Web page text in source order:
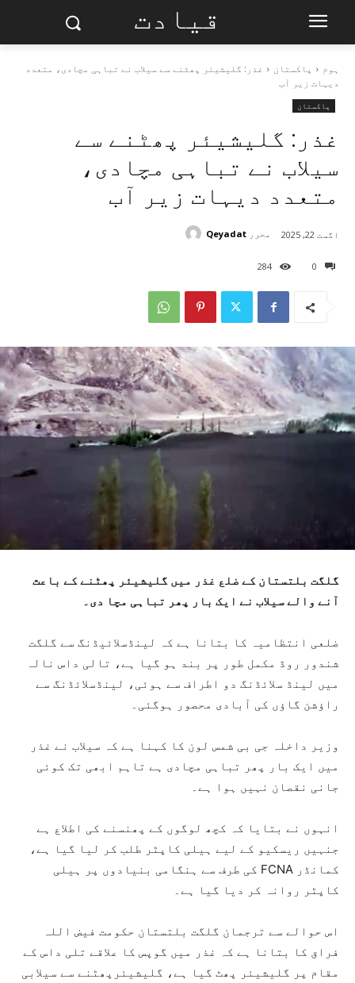
قیادت
ہوم پاکستان
غذر: گلیشیئر پھٹنے سے سیلاب نے تباہی مچادی، متعدد
دیہات زیر آب
پاکستان
غذر: گلیشیئر پھٹنے سے
سیلاب نے تباہی مچادی،
متعدد دیہات زیر آب
0
284
اگست 22, 2025 محرر Qeyadat
گلگت بلتستان کے ضلع غذر میں گلیشیئر پھٹنے کے باعث
آنے والے سیلاب نے ایک بار پھر تباہی مچا دی۔
ضلعی انتظامیہ کا بتانا ہے کہ لینڈسلائیڈنگ سے گلگت
شندور روڈ مکمل طور پر بند ہو گیا ہے، تالی داس نالہ
میں لینڈ سلائڈنگ دو اطراف سے ہوئی، لینڈسلائڈنگ سے
راؤشن گاؤں کی آبادی محصور ہوگئی۔
وزیر داخلہ جی بی شمس لون کا کہنا ہے کہ سیلاب نے غذر
میں ایک بار پھر تباہی مچادی ہے تاہم ابھی تک کوئی
جانی نقصان نہیں ہوا ہے۔
انہوں نے بتایا کہ کچھ لوگوں کے پھنسنے کی اطلاع ہے
جنہیں ریسکیو کے لیے ہیلی کاپٹر طلب کر لیا گیا ہے،
کمانڈر FCNA کی طرف سے ہنگامی بنیادوں پر ہیلی
کاپٹر روانہ کر دیا گیا ہے۔
اس حوالے سے ترجمان گلگت بلتستان حکومت فیض اللہ
فراق کا بتانا ہے کہ غذر میں گوپس کا علاقے تلی داس کے
مقام پر گلیشیئر پھٹ گیا ہے، گلیشیئرپھٹنے سے سیلابی